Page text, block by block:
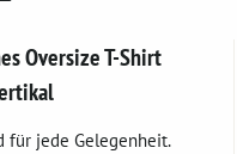
Oversize T-Shirt
für jede Gelegenheit.